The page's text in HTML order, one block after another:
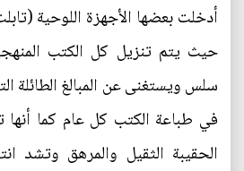
أدخلت بعضها الأجهزة اللوحية
حيث يتم تنزيل كل الكتب
سلس ويستغنى عن المبالغ الطائلة
في طباعة الكتب كل عام كما
الحقيبة الثقيل والمرهق وتشد